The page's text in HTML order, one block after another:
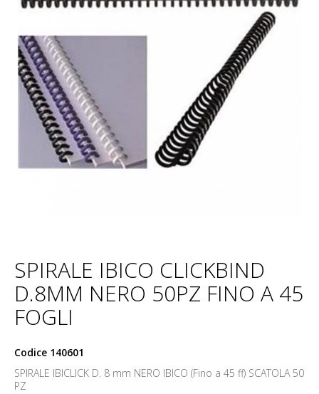
SPIRALE IBICO CLICKBIND
D.8MM NERO 50PZ FINO A 45
FOGLI
Codice 140601
SPIRALE IBICLICK D. 8 mm NERO IBICO (Fino a 45 ff) SCATOLA 50
PZ